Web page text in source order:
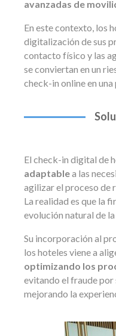
avanzadas de
En este contexto, los
digitalización de sus
contacto físico y las
se conviertan en un
check-in online en
El check-in digital de
adaptablea las
agilizar el proceso de
La realidad es que la
evolución natural de
Su incorporación al
los hoteles viene a
optimizando los
evitando el fraude
mejorando la